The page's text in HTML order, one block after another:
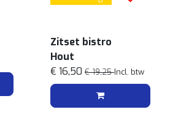
Zitset bistro
Hout
€ 16,50 € 19,25Incl. btw